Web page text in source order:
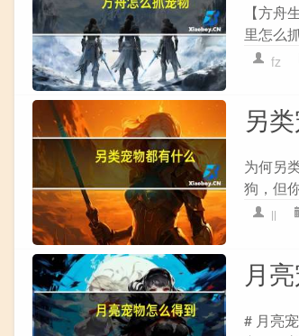
【方
里怎么
fz
另
为何另
狗，但
ll
月
# 月亮